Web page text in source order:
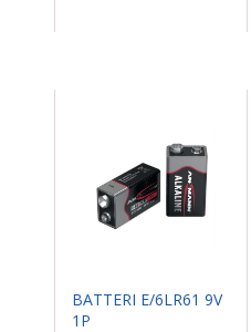
BATTERI E/6LR61 9V
1P